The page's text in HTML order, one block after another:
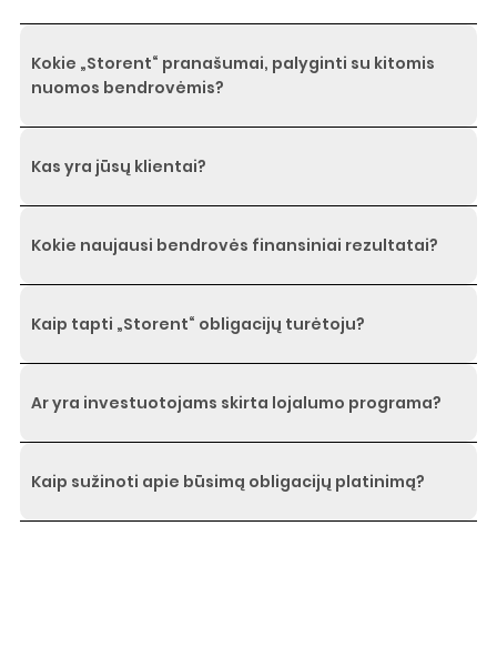
Kokie „Storent“ pranašumai, palyginti su kitomis
nuomos bendrovėmis?
Kas yra jūsų klientai?
Kokie naujausi bendrovės finansiniai rezultatai?
Kaip tapti „Storent“ obligacijų turėtoju?
Ar yra investuotojams skirta lojalumo programa?
Kaip sužinoti apie būsimą obligacijų platinimą?